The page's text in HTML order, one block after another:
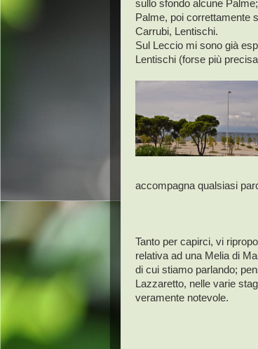
sullo sfondo alcune
Palme, poi correttamente
Carrubi, Lentischi.
Sul Leccio mi sono già
Lentischi (forse più
accompagna qualsiasi
Tanto per capirci, vi
relativa ad una Melia di
di cui stiamo parlando;
Lazzaretto, nelle varie
veramente notevole.